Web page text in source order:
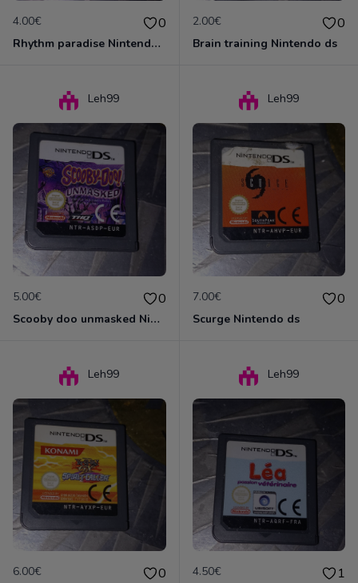
4.00€ 0
Rhythm paradise Nintendo ds
2.00€ 0
Brain training Nintendo ds
Leh99
5.00€ 0
Scooby doo unmasked Nintendo ds
Leh99
7.00€ 0
Scurge Nintendo ds
Leh99
6.00€ 0
Leh99
4.50€ 1